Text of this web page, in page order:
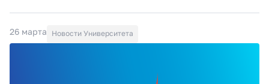
26 марта Новости Университета